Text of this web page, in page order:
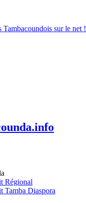
Tambacoundois sur le net !
Régional
Tamba Diaspora